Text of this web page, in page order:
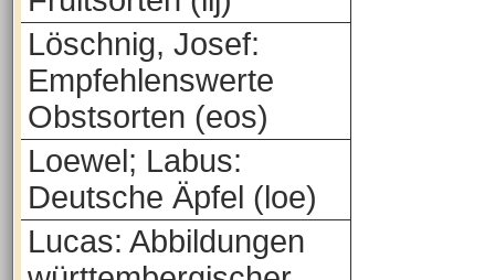
Löschnig, Josef:
Empfehlenswerte
Obstsorten (eos)
Loewel; Labus:
Deutsche Äpfel (loe)
Lucas: Abbildungen